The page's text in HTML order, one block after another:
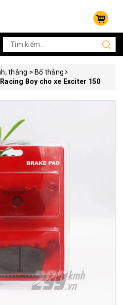
thắng > Bố thắng
Boy cho xe Exciter 150